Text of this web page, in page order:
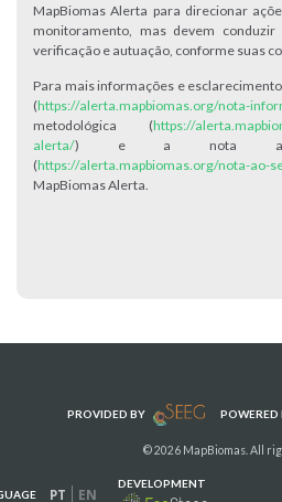
MapBiomas Alerta para direcionar
monitoramento, mas devem
verificação e autuação, conforme suas
Para mais informações e
(https://alerta.mapbiomas.org/nota-
metodológica (https://
alerta/) e a nota ao
(https://alerta.mapbiomas.org/nota-ao-
MapBiomas Alerta.
PROVIDED BY POWERED
© 2026 MapBiomas. All
PT EN
DEVELOPMENT